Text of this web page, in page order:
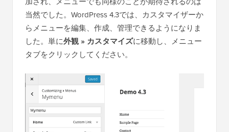
当然でした。WordPress 4.3では、カスタマイザーか
らメニューを編集、作成、管理できるようになりま
した。単に外観 » カスタマイズに移動し、メニュー
タブをクリックしてください。